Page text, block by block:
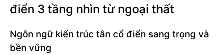
điển 3 tầng nhìn từ ngoại thất
Ngôn ngữ kiến trúc tân cổ điển sang trọng và
bền vững